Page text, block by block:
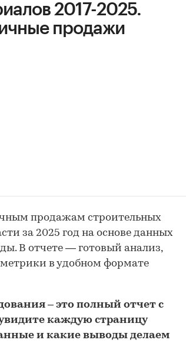
2017-2025.
продажи
продажам строительных
за 2025 год на основе данных
В отчете — готовый анализ,
в удобном формате
– это полный отчет с
каждую страницу
и какие выводы делаем